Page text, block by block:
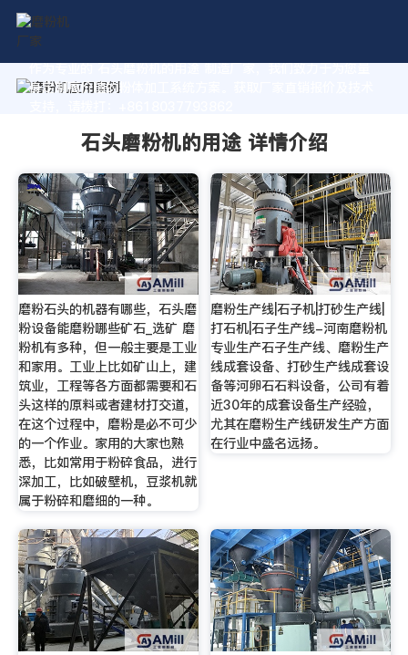
作为专业的 石头磨粉机的用途 制造厂家，我们致力于为您量
身定制高价值的粉体加工系统方案。获取厂家直销报价及技术
石头磨粉机的用途 详情介绍
磨粉石头的机器有哪些，石头磨
粉设备能磨粉哪些矿石_选矿 磨
粉机有多种，但一般主要是工业
和家用。工业上比如矿山上，建
筑业，工程等各方面都需要和石
头这样的原料或者建材打交道，
在这个过程中，磨粉是必不可少
的一个作业。家用的大家也熟
悉，比如常用于粉碎食品，进行
深加工，比如破壁机，豆浆机就
属于粉碎和磨细的一种。
磨粉生产线|石子机|打砂生产线|
打石机|石子生产线-河南磨粉机
专业生产石子生产线、磨粉生产
线成套设备、打砂生产线成套设
备等河卵石石料设备，公司有着
近30年的成套设备生产经验，
尤其在磨粉生产线研发生产方面
在行业中盛名远扬。